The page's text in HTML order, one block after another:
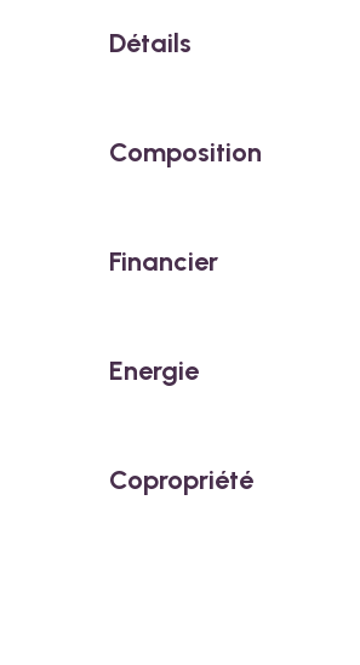
Détails
Composition
Financier
Energie
Copropriété